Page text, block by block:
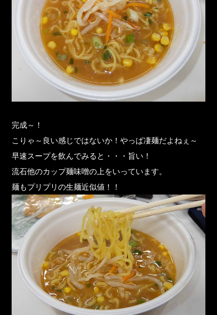
完成～！
こりゃ～良い感じではないか！やっぱ凄麺だよねぇ～
早速スープを飲んでみると・・・旨い！
流石他のカップ麺味噌の上をいっています。
麺もプリプリの生麺近似値！！